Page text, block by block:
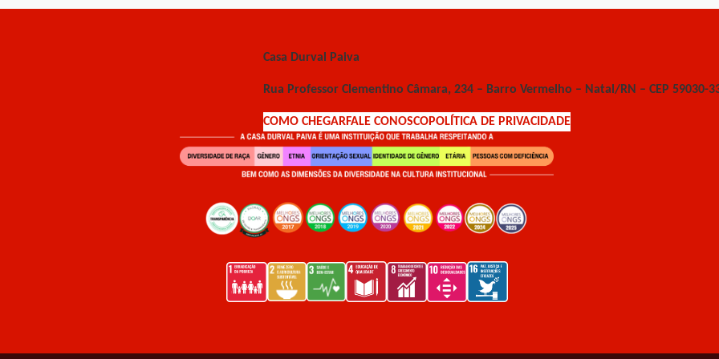
Casa Durval Paiva
Rua Professor Clementino Câmara, 234 – Barro Vermelho – Natal/RN – CEP 59030-
COMO CHEGARFALE CONOSCOPOLÍTICA DE PRIVACIDADE